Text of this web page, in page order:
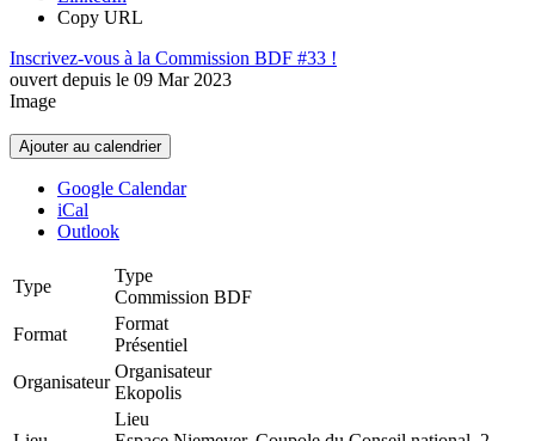
Copy URL
Inscrivez-vous à la Commission BDF #33 !
ouvert depuis le 09 Mar 2023
Image
Ajouter au calendrier
Google Calendar
iCal
Outlook
Type
Type
Commission BDF
Format
Format
Présentiel
Organisateur
Organisateur
Ekopolis
Lieu